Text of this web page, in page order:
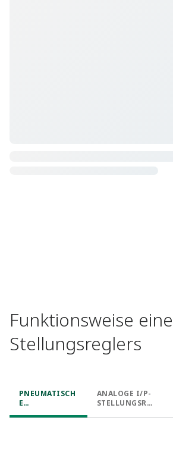
Funktionsweise
Stellungsreglers
PNEUMATISCH
E
ANALOGE I/P-
STELLUNGSRE